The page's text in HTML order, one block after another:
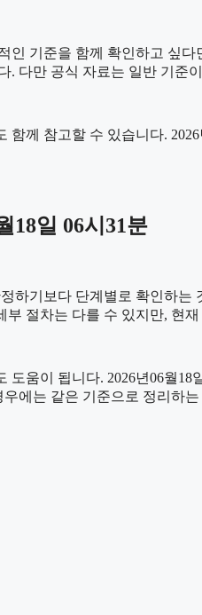
인 기준을 함께 확인하고 싶다
다만 공식 자료는 일반 기
함께 참고할 수 있습니다.
18일 06시31분
기보다 단계별로 확인하
절차는 다를 수 있지만, 현
움이 됩니다. 2026년06월
에는 같은 기준으로 정리하